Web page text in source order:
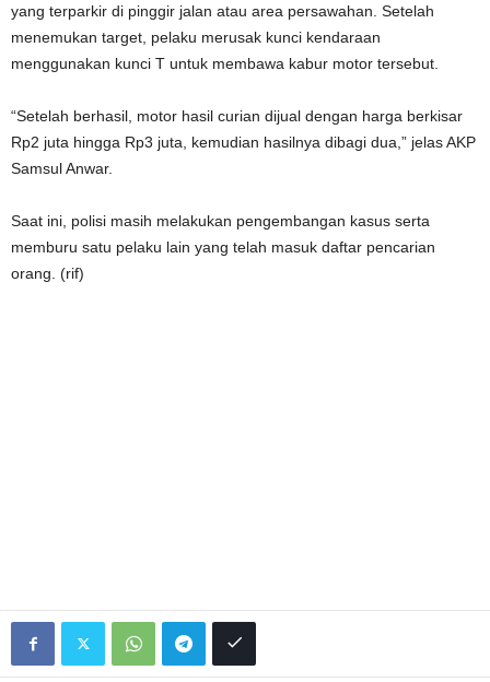
yang terparkir di pinggir jalan atau area persawahan. Setelah
menemukan target, pelaku merusak kunci kendaraan
menggunakan kunci T untuk membawa kabur motor tersebut.
“Setelah berhasil, motor hasil curian dijual dengan harga berkisar
Rp2 juta hingga Rp3 juta, kemudian hasilnya dibagi dua,” jelas AKP
Samsul Anwar.
Saat ini, polisi masih melakukan pengembangan kasus serta
memburu satu pelaku lain yang telah masuk daftar pencarian
orang. (rif)